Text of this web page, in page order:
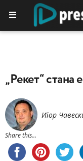
„Рекет“ стана
Игор
Share this...